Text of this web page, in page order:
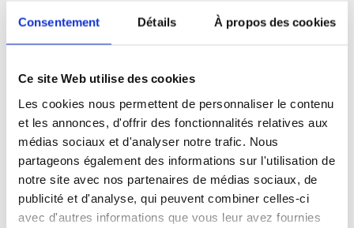
Consentement Détails À propos des cookies
Ce site Web utilise des cookies
Les cookies nous permettent de personnaliser le contenu
et les annonces, d'offrir des fonctionnalités relatives aux
médias sociaux et d'analyser notre trafic. Nous
partageons également des informations sur l'utilisation de
notre site avec nos partenaires de médias sociaux, de
publicité et d'analyse, qui peuvent combiner celles-ci
avec d'autres informations que vous leur avez fournies
L’équipe constate également une
vie par les résident·es, tant dans leur
logement que dans les parties
communes, grâce aux projets collectifs
et aux aménagements réalisés
ensemble.
Retrouver des liens, retrouver sa place